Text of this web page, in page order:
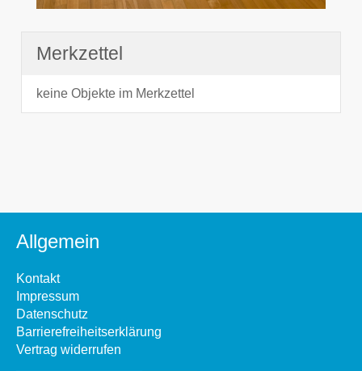
Merkzettel
keine Objekte im Merkzettel
Allgemein
Kontakt
Impressum
Datenschutz
Barrierefreiheitserklärung
Vertrag widerrufen